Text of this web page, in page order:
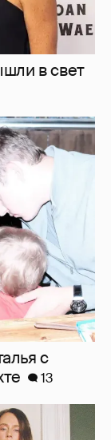
с